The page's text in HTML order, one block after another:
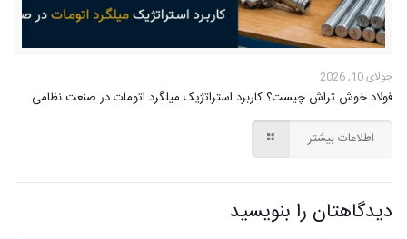
جولای 10, 2026
فولاد خوش تراش چیست؟ کاربرد استراتژیک میلگرد اتومات در صنعت نظامی
اطلاعات بیشتر
دیدگاهتان را بنویسید